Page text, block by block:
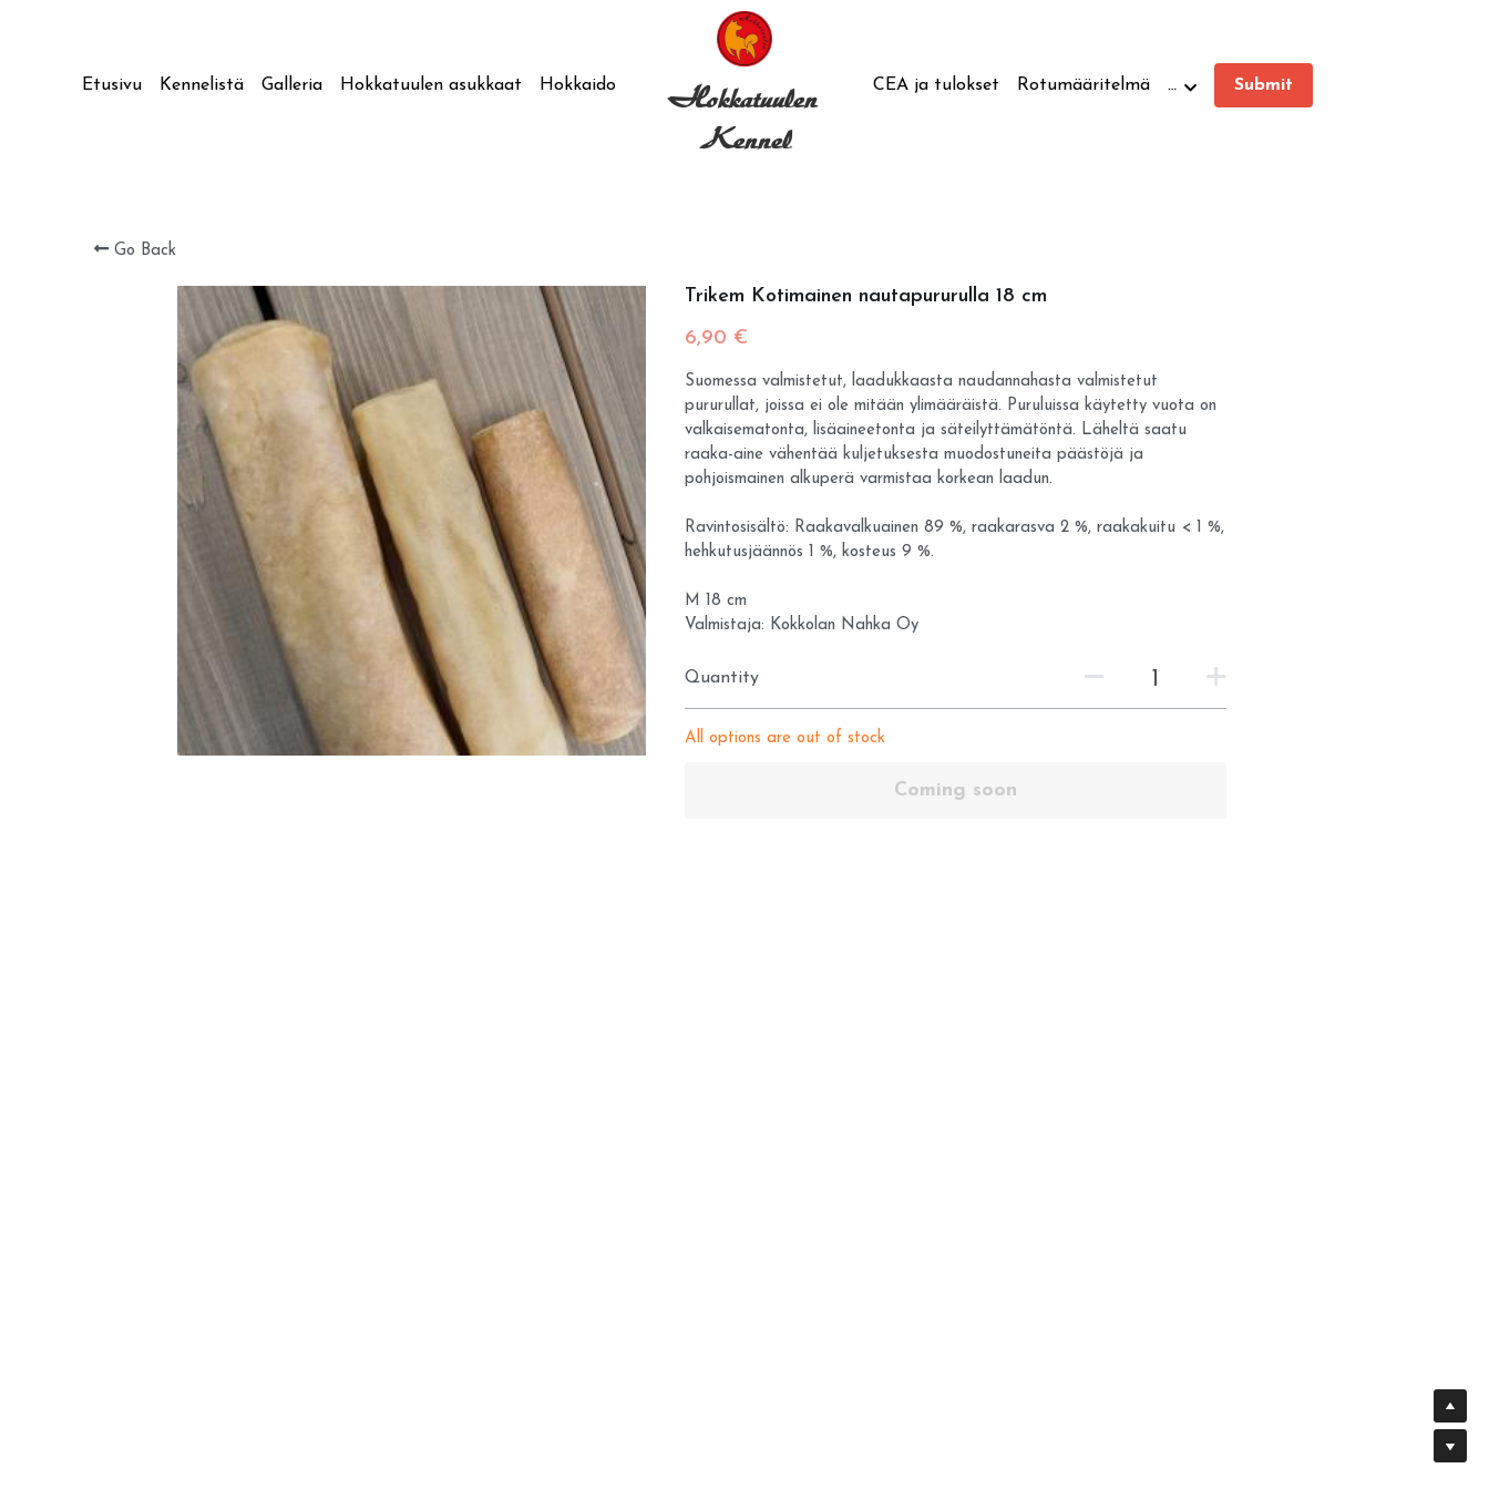
Etusivu Kennelistä Galleria Hokkatuulen asukkaat Hokkaido Hokkatuulen
Kennel
CEA ja tulokset Rotumääritelmä … Submit
Go Back
Trikem Kotimainen nautapururulla 18 cm
6,90 €
Suomessa valmistetut, laadukkaasta naudannahasta valmistetut
pururullat, joissa ei ole mitään ylimääräistä. Puruluissa käytetty vuota on
valkaisematonta, lisäaineetonta ja säteilyttämätöntä. Läheltä saatu
raaka-aine vähentää kuljetuksesta muodostuneita päästöjä ja
pohjoismainen alkuperä varmistaa korkean laadun.
Ravintosisältö: Raakavalkuainen 89 %, raakarasva 2 %, raakakuitu < 1 %,
hehkutusjäännös 1 %, kosteus 9 %.
M 18 cm
Valmistaja: Kokkolan Nahka Oy
Quantity
All options are out of stock
Coming soon